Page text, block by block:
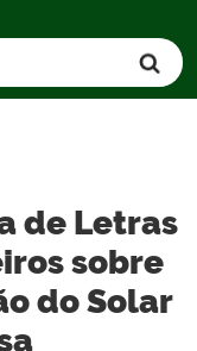
de Letras
sobre
do Solar